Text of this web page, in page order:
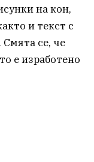
на кон,
и текст с
Смята се, че
е изработено